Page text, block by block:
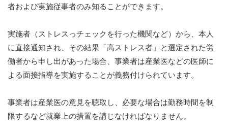
者および実施従事者のみ知ることができます。
実施者（ストレスっチェックを行った機関など）から、本人
に直接通知され、その結果「高ストレス者」と選定された労
働者から申し出があった場合、事業者は産業医などの医師に
よる面接指導を実施することが義務付けられています。
事業者は産業医の意見を聴取し、必要な場合は勤務時間を制
限するなど就業上の措置を講じなければなりません。